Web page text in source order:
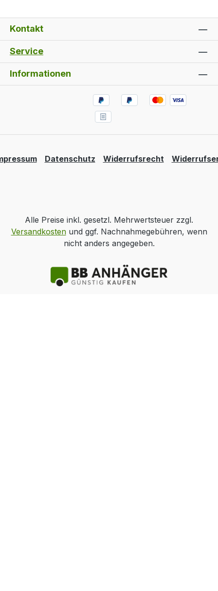
Kontakt
Service
Informationen
Datenschutz Widerrufsrecht
Alle Preise inkl. gesetzl. Mehrwertsteuer zzgl.
Versandkostenund ggf. Nachnahmegebühren, wenn
nicht anders angegeben.